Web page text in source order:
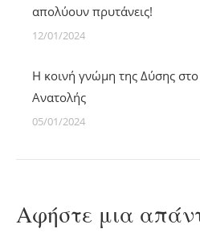
απολύουν πρυτάνεις!
12/01/2024
Η κοινή γνώμη της Δύσης
Ανατολής
05/01/2024
Αφήστε μια